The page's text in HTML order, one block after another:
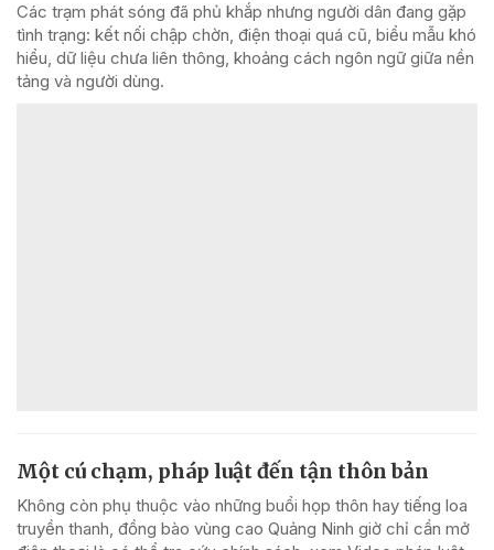
Các trạm phát sóng đã phủ khắp nhưng người dân đang gặp
tình trạng: kết nối chập chờn, điện thoại quá cũ, biểu mẫu khó
hiểu, dữ liệu chưa liên thông, khoảng cách ngôn ngữ giữa nền
tảng và người dùng.
Một cú chạm, pháp luật đến tận thôn bản
Không còn phụ thuộc vào những buổi họp thôn hay tiếng loa
truyền thanh, đồng bào vùng cao Quảng Ninh giờ chỉ cần mở